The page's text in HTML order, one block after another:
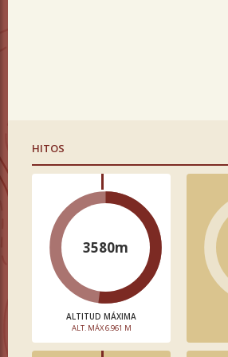
HITOS
3580m
ALTITUD MÁXIMA
ALT. MÁX 6.961 M